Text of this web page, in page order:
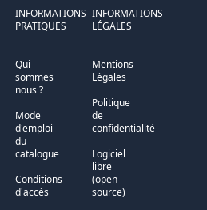
INFORMATIONS
PRATIQUES
Qui
sommes
nous ?
Mode
d'emploi
du
catalogue
Conditions
d'accès
INFORMATIONS
LÉGALES
Mentions
Légales
Politique
de
confidentialité
Logiciel
libre
(open
source)